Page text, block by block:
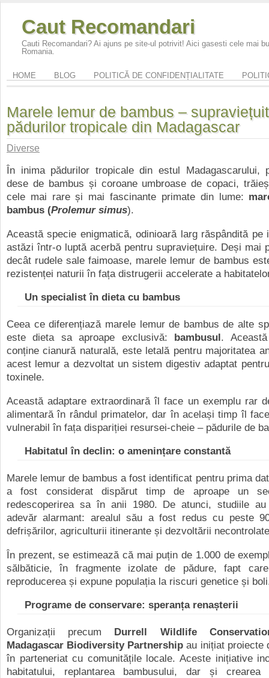
Caut Recomandari
Cauti Recomandari? Ai ajuns pe site-ul potrivit! Aici gasesti cele mai
Romania.
HOME BLOG POLITICĂ DE CONFIDENȚIALITATE
Marele lemur de bambus –
pădurilor tropicale din Madagascar
Diverse
În inima pădurilor tropicale din estul Madagascarului,
dese de bambus și coroane umbroase de copaci,
cele mai rare și mai fascinante primate din lume:
bambus (Prolemur simus).
Această specie enigmatică, odinioară larg răspândită pe
astăzi într-o luptă acerbă pentru supraviețuire. Deși mai
decât rudele sale faimoase, marele lemur de bambus
rezistenței naturii în fața distrugerii accelerate a
Un specialist în dieta cu bambus
Ceea ce diferențiază marele lemur de bambus de alte
este dieta sa aproape exclusivă: bambusul.
conține cianură naturală, este letală pentru majoritatea
acest lemur a dezvoltat un sistem digestiv adaptat
toxinele.
Această adaptare extraordinară îl face un exemplu rar
alimentară în rândul primatelor, dar în același timp îl
vulnerabil în fața dispariției resursei-cheie – pădurile de
Habitatul în declin: o amenințare constantă
Marele lemur de bambus a fost identificat pentru prima
a fost considerat dispărut timp de aproape un
redescoperirea sa în anii 1980. De atunci, studiile
adevăr alarmant: arealul său a fost redus cu peste
defrișărilor, agriculturii itinerante și dezvoltării
În prezent, se estimează că mai puțin de 1.000 de
sălbăticie, în fragmente izolate de pădure, fapt care
reproducerea și expune populația la riscuri genetice și
Programe de conservare: speranța renașterii
Organizații precum Durrell Wildlife
Madagascar Biodiversity Partnership au inițiat proiecte
în parteneriat cu comunitățile locale. Aceste inițiative
habitatului, replantarea bambusului, dar și crearea